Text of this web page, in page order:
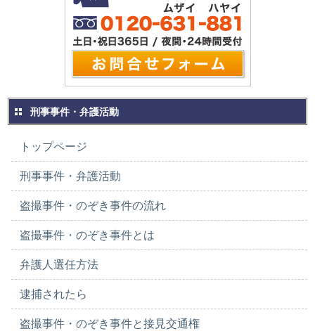
刑事事件・弁護活動
トップページ
刑事事件・弁護活動
盗撮事件・のぞき事件の流れ
盗撮事件・のぞき事件とは
弁護人選任方法
逮捕されたら
盗撮事件・のぞき事件と接見交通権